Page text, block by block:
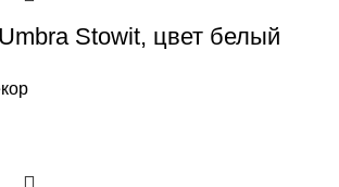
Stowit, цвет белый